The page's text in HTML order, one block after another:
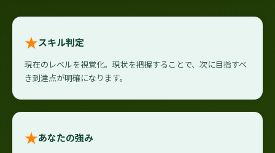
★スキル判定
現在のレベルを視覚化。現状を把握することで、次に目指すべ
き到達点が明確になります。
★あなたの強み